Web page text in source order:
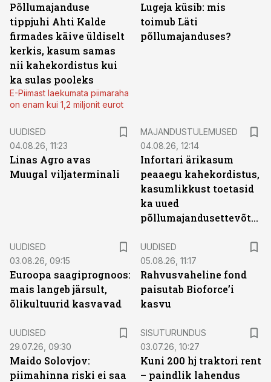
Põllumajanduse
tippjuhi Ahti Kalde
firmades käive üldiselt
kerkis, kasum samas
nii kahekordistus kui
ka sulas pooleks
E-Piimast laekumata piimaraha
on enam kui 1,2 miljonit eurot
Lugeja küsib: mis
toimub Läti
põllumajanduses?
UUDISED
04.08.26, 11:23
Linas Agro avas
Muugal viljaterminali
MAJANDUSTULEMUSED
04.08.26, 12:14
Infortari ärikasum
peaaegu kahekordistus,
kasumlikkust toetasid
ka uued
põllumajandusettevõtted
UUDISED
03.08.26, 09:15
Euroopa saagiprognoos:
mais langeb järsult,
õlikultuurid kasvavad
UUDISED
05.08.26, 11:17
Rahvusvaheline fond
paisutab Bioforce’i
kasvu
UUDISED
29.07.26, 09:30
Maido Solovjov:
piimahinna riski ei saa
SISUTURUNDUS
03.07.26, 10:27
Kuni 200 hj traktori rent
– paindlik lahendus